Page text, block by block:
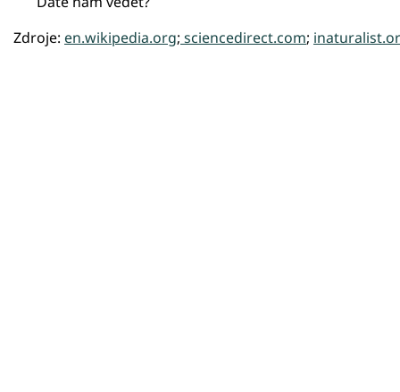
Zdroje: en.wikipedia.org; sciencedirect.com;